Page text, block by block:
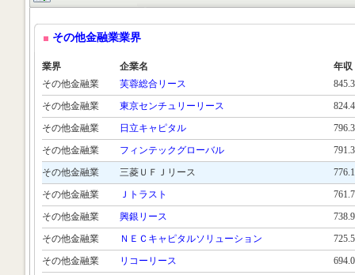
その他金融業業界
業界 企業名
年収
その他金融業
芙蓉総合リース
その他金融業
東京センチュリーリース
その他金融業
日立キャピタル
その他金融業
フィンテックグローバル
その他金融業
三菱ＵＦＪリース
その他金融業
Ｊトラスト
その他金融業
興銀リース
その他金融業
ＮＥＣキャピタルソリューション
その他金融業
リコーリース